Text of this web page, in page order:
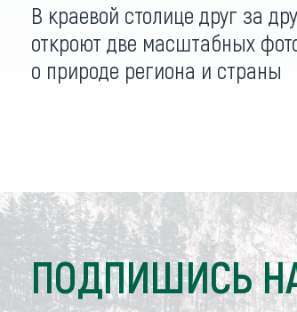
В краевой столице друг за
откроют две масштабных
о природе региона и страны
ПОДПИШИСЬ